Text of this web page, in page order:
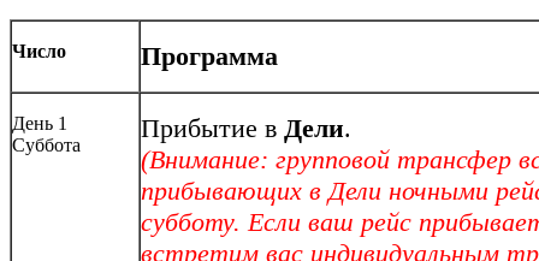
Число Программа
День 1
Суббота
Прибытие в Дели.
(Внимание: групповой трансфер
прибывающих в Дели ночными
субботу. Если ваш рейс
встретим вас индивидуальным